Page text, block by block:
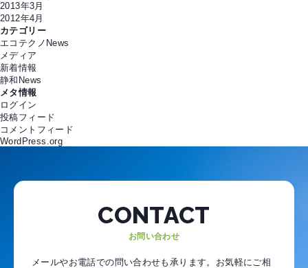
2013年3月
2012年4月
カテゴリー
エコテクノNews
メディア
新着情報
静和News
メタ情報
ログイン
投稿フィード
コメントフィード
WordPress.org
CONTACT
お問い合わせ
メールやお電話での問い合わせも承ります。お気軽にご相